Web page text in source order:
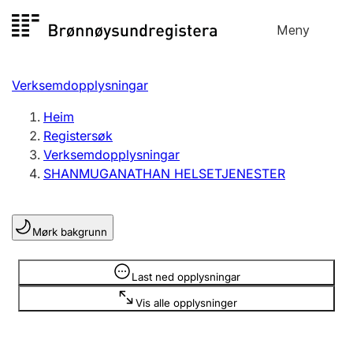
til
Meny
Registersøk
Aksjeselskap
Enkeltpersonføretak
Registrere, endre, slette
Lag og foreining
Registrere, endre, slette
Verksemdopplysningar
Heim
Registersøk
Verksemdopplysningar
SHANMUGANATHAN HELSETJENESTER
Mørk bakgrunn
Last ned opplysningar
Vis alle opplysninger
Opplysninger er skjult